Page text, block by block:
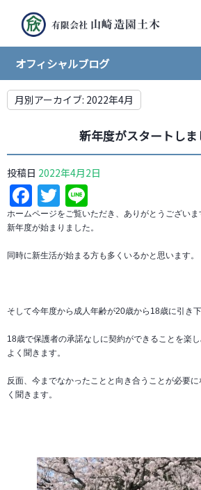
オフィシャルブログ
月別アーカイブ: 2022年4月
新年度がスタートしま
投稿日 2022年4月2日
Facebook
Twitter
ホームページをご覧いただき、ありがとうございま
新年度が始まりました。
同時に新生活が始まる方も多くいるかと思います。
そして今年度から成人年齢が20歳から18歳に引き下
18歳で保護者の承諾なしに契約ができることを楽
よく聞きます。
反面、今までなかったことと向き合うことが必要
く聞きます。